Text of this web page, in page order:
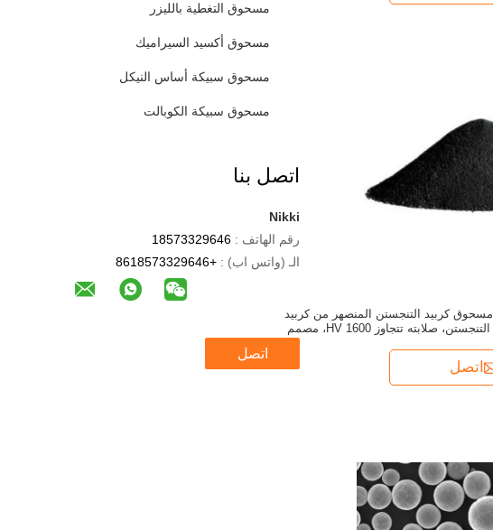
مسحوق التغطية بالليزر
مسحوق أكسيد السيراميك
مسحوق سبيكة أساس النيكل
مسحوق سبيكة الكوبالت
اتصل بنا
Nikki
رقم الهاتف :
الـ (واتس اب) : +8618573329646
اتصل
مسحوق كربيد التنجستن المنصهر من كربيد
التنجستن، صلابته تتجاوز 1600 HV، مصمم
اتصل